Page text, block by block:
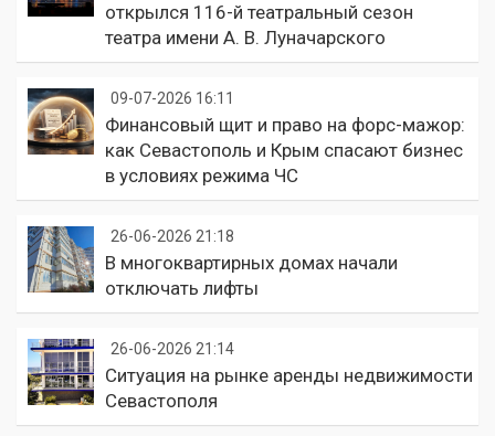
открылся 116-й театральный сезон
театра имени А. В. Луначарского
09-07-2026 16:11
Финансовый щит и право на форс-мажор:
как Севастополь и Крым спасают бизнес
в условиях режима ЧС
26-06-2026 21:18
В многоквартирных домах начали
отключать лифты
26-06-2026 21:14
Ситуация на рынке аренды недвижимости
Севастополя